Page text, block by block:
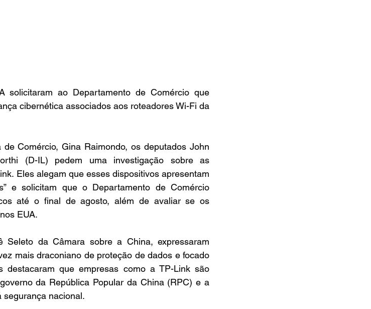
solicitaram ao Departamento de Comércio que
cibernética associados aos roteadores Wi-Fi da
Comércio, Gina Raimondo, os deputados John
(D-IL) pedem uma investigação sobre as
Eles alegam que esses dispositivos apresentam
e solicitam que o Departamento de Comércio
até o final de agosto, além de avaliar se os
EUA.
da Câmara sobre a China, expressaram
mais draconiano de proteção de dados e focado
destacaram que empresas como a TP-Link são
da República Popular da China (RPC) e a
segurança nacional.